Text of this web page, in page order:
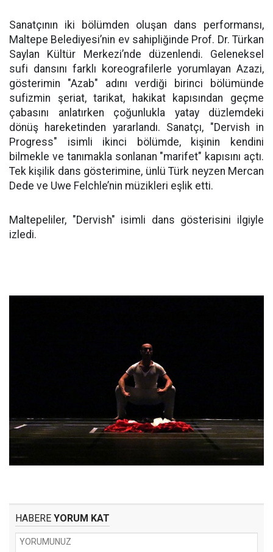
Sanatçının iki bölümden oluşan dans performansı,
Maltepe Belediyesi’nin ev sahipliğinde Prof. Dr. Türkan
Saylan Kültür Merkezi’nde düzenlendi. Geleneksel
sufi dansını farklı koreografilerle yorumlayan Azazi,
gösterimin "Azab" adını verdiği birinci bölümünde
sufizmin şeriat, tarikat, hakikat kapısından geçme
çabasını anlatırken çoğunlukla yatay düzlemdeki
dönüş hareketinden yararlandı. Sanatçı, "Dervish in
Progress" isimli ikinci bölümde, kişinin kendini
bilmekle ve tanımakla sonlanan "marifet" kapısını açtı.
Tek kişilik dans gösterimine, ünlü Türk neyzen Mercan
Dede ve Uwe Felchle’nin müzikleri eşlik etti.
Maltepeliler, "Dervish" isimli dans gösterisini ilgiyle
izledi.
HABERE YORUM KAT